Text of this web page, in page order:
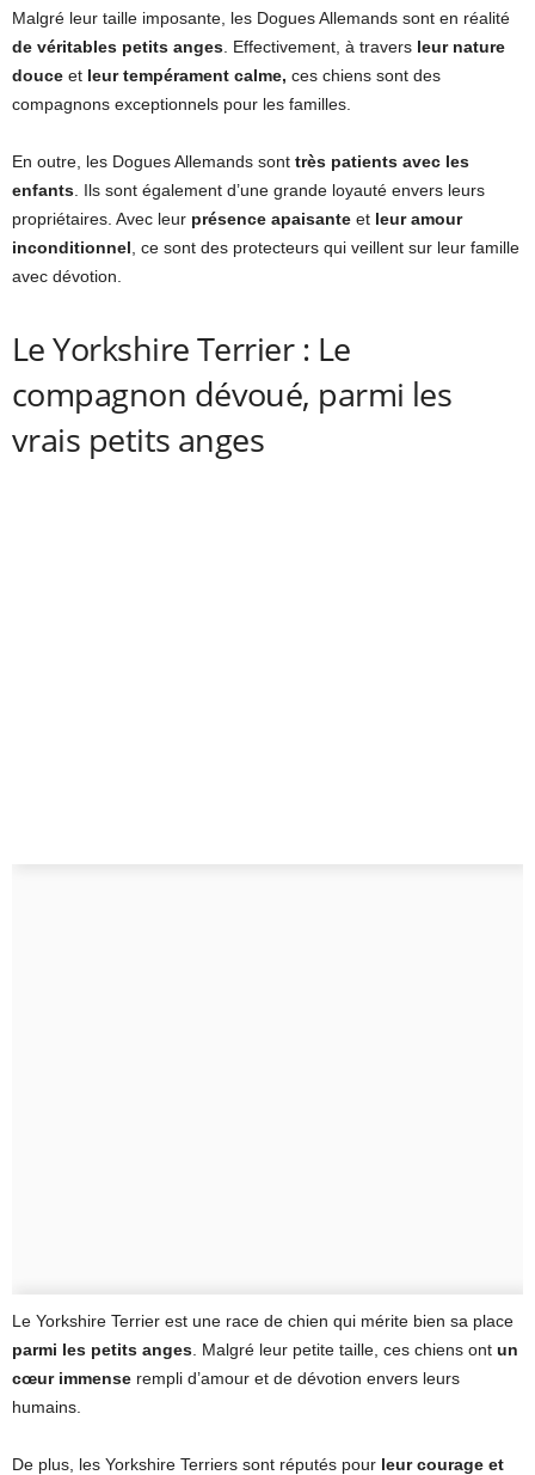
Malgré leur taille imposante, les Dogues Allemands sont en réalité
de véritables petits anges . Effectivement, à travers leur nature
douce et leur tempérament calme, ces chiens sont des
compagnons exceptionnels pour les familles.
En outre, les Dogues Allemands sont très patients avec les
enfants . Ils sont également d’une grande loyauté envers leurs
propriétaires. Avec leur présence apaisante et leur amour
inconditionnel , ce sont des protecteurs qui veillent sur leur famille
avec dévotion.
Le Yorkshire Terrier : Le
compagnon dévoué, parmi les
vrais petits anges
Le Yorkshire Terrier est une race de chien qui mérite bien sa place
parmi les petits anges . Malgré leur petite taille, ces chiens ont un
cœur immense rempli d’amour et de dévotion envers leurs
humains.
De plus, les Yorkshire Terriers sont réputés pour leur courage et